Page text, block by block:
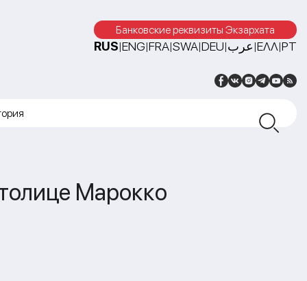
Банковские реквизиты Экзархата
RUS|ENG|FRA|SWA|DEU|عرب|ΕΛΛ|PT
Марокко